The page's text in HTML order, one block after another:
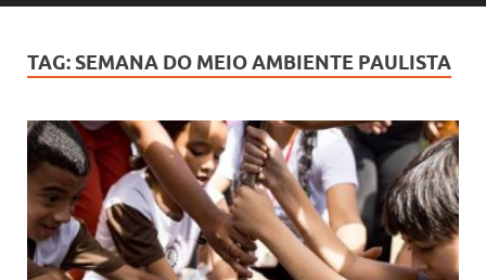
TAG: SEMANA DO MEIO AMBIENTE PAULISTA